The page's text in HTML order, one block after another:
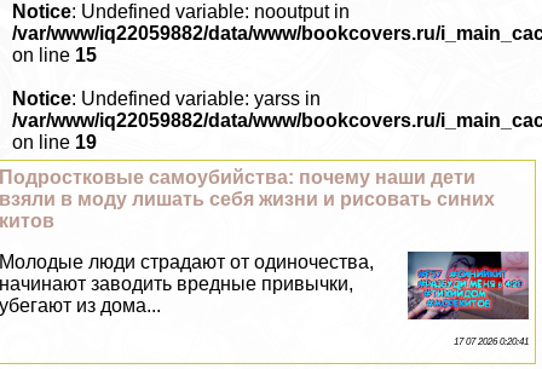
Notice: Undefined variable: nooutput in
/var/www/iq22059882/data/www/bookcovers.ru/
on line 15
Notice: Undefined variable: yarss in
/var/www/iq22059882/data/www/bookcovers.ru/
on line 19
Подростковые самоубийства: почему наши дети
взяли в моду лишать себя жизни и рисовать синих
китов
Молодые люди страдают от одиночества,
начинают заводить вредные привычки,
убегают из дома...
17 07 2026 0:20:41